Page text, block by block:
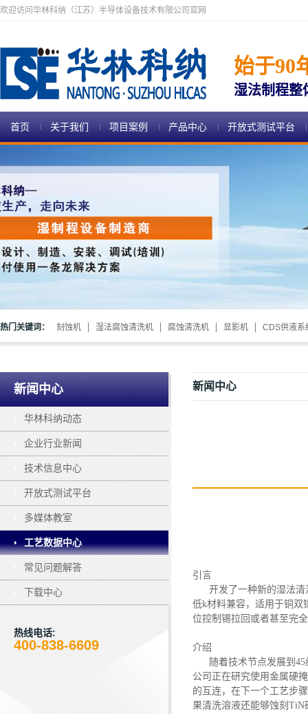
欢迎访问华林科纳（江苏）半导体设备技术有限公司官网
始于90
湿法制程整
首页 关于我们 项目案例 产品中心 开放式测试平台
热门关键词： 刻蚀机 湿法腐蚀清洗机 腐蚀清洗机 显影机 CDS供液系
新闻中心
华林科纳动态
企业行业新闻
技术信息中心
开放式测试平台
多媒体教室
工艺数据中心
常见问题解答
下载中心
热线电话:
400-838-6609
新闻中心
引言
开发了一种新的湿法
低k材料兼容，适用于铜双
位控制锡拉回或者甚至完
介绍
随着技术节点发展到
公司正在研究使用金属硬
的互连，在下一个工艺步
果清洗溶液还能够蚀刻